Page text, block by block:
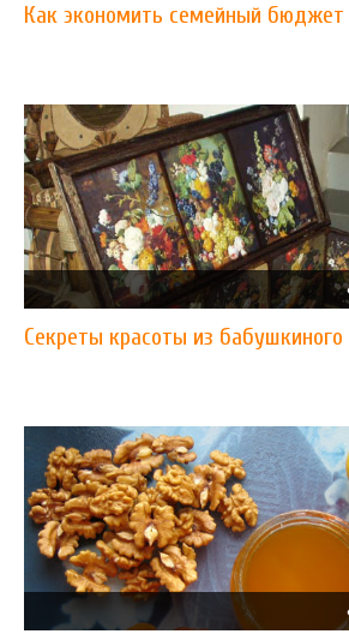
Как экономить семейный бюджет
Cекреты красоты из бабушкиного